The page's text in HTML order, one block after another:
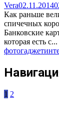
Vera02.11.2014
Как раньше
спичечных
Банковские
которая есть с...
фотогаджет
1 2